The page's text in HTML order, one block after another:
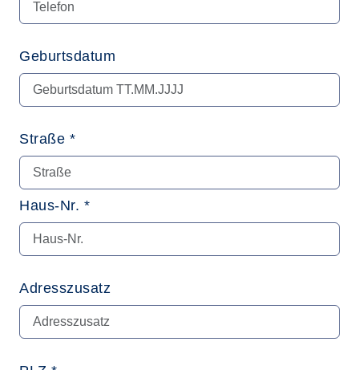
Geburtsdatum
Straße *
Haus-Nr. *
Adresszusatz